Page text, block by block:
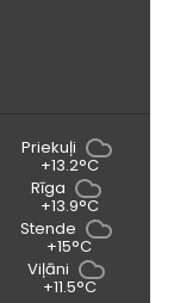
Priekuļi
+13.2°C
Rīga
+13.9°C
Stende
+15°C
Viļāni
+11.5°C